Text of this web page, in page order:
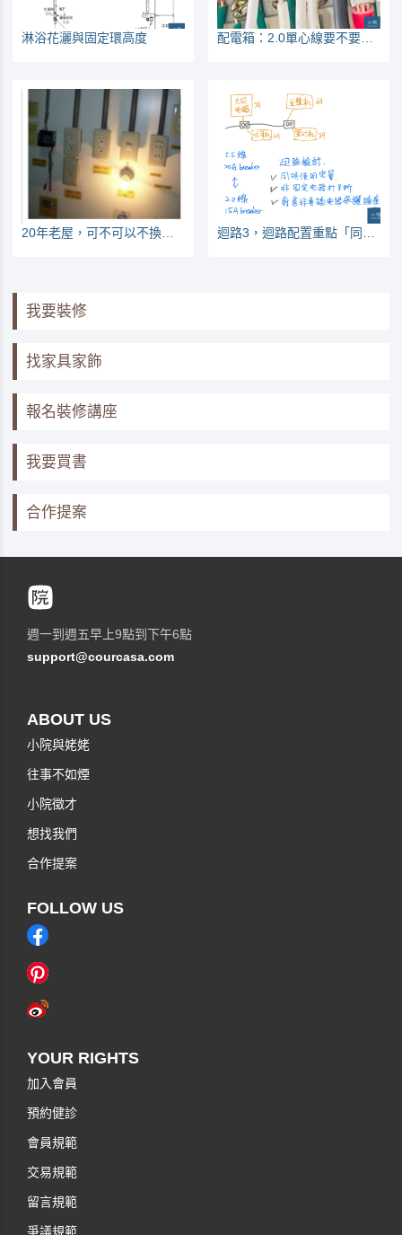
淋浴花灑與固定環高度
我要裝修
找家具家飾
報名裝修講座
我要買書
合作提案
週一到週五早上9點到下午6點
support@courcasa.com
ABOUT US
小院與姥姥
往事不如煙
小院徵才
想找我們
合作提案
FOLLOW US
YOUR RIGHTS
加入會員
預約健診
會員規範
交易規範
留言規範
爭議規範